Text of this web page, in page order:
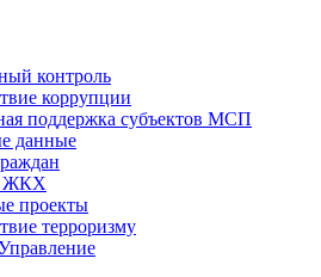
контроль
коррупции
поддержка субъектов МСП
данные
ЖКХ
проекты
терроризму